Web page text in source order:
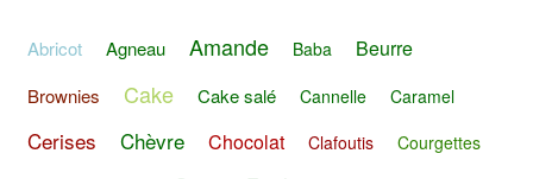
Abricot Agneau Amande Baba Beurre
Brownies Cake Cake salé Cannelle Caramel
Cerises Chèvre Chocolat Clafoutis Courgettes